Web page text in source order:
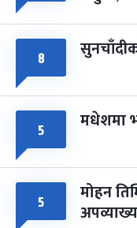
८
५ मधेशमा
५ मोहन